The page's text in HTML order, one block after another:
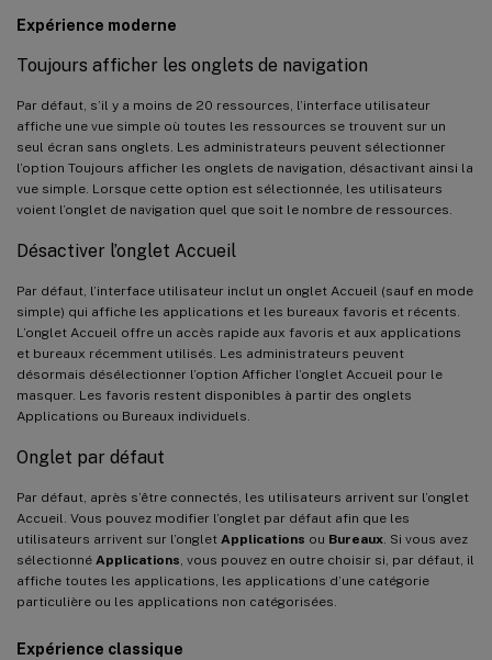
Expérience moderne
Toujours afficher les onglets de navigation
Par défaut, s’il y a moins de 20 ressources, l’interface utilisateur
affiche une vue simple où toutes les ressources se trouvent sur un
seul écran sans onglets. Les administrateurs peuvent sélectionner
l’option Toujours afficher les onglets de navigation, désactivant ainsi la
vue simple. Lorsque cette option est sélectionnée, les utilisateurs
voient l’onglet de navigation quel que soit le nombre de ressources.
Désactiver l’onglet Accueil
Par défaut, l’interface utilisateur inclut un onglet Accueil (sauf en mode
simple) qui affiche les applications et les bureaux favoris et récents.
L’onglet Accueil offre un accès rapide aux favoris et aux applications
et bureaux récemment utilisés. Les administrateurs peuvent
désormais désélectionner l’option Afficher l’onglet Accueil pour le
masquer. Les favoris restent disponibles à partir des onglets
Applications ou Bureaux individuels.
Onglet par défaut
Par défaut, après s’être connectés, les utilisateurs arrivent sur l’onglet
Accueil. Vous pouvez modifier l’onglet par défaut afin que les
utilisateurs arrivent sur l’onglet Applications ou Bureaux. Si vous avez
sélectionné Applications, vous pouvez en outre choisir si, par défaut, il
affiche toutes les applications, les applications d’une catégorie
particulière ou les applications non catégorisées.
Expérience classique